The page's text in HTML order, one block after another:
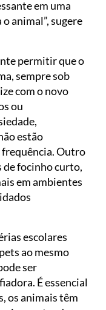
em uma
animal”, sugere
permitir que o
sempre sob
com o novo
ou
estão
frequência. Outro
de focinho curto,
em ambientes
escolares
ao mesmo
ser
É essencial
os animais têm